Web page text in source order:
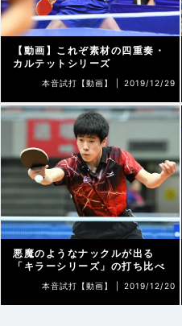
【動画】これぞ素材の四重奏・
カルテットシリーズ
本音試打【動画】 | 2019/12/29
悪魔のようなナックルが出る
「キラーシリーズ」の打ち比べ
本音試打【動画】 | 2019/12/20